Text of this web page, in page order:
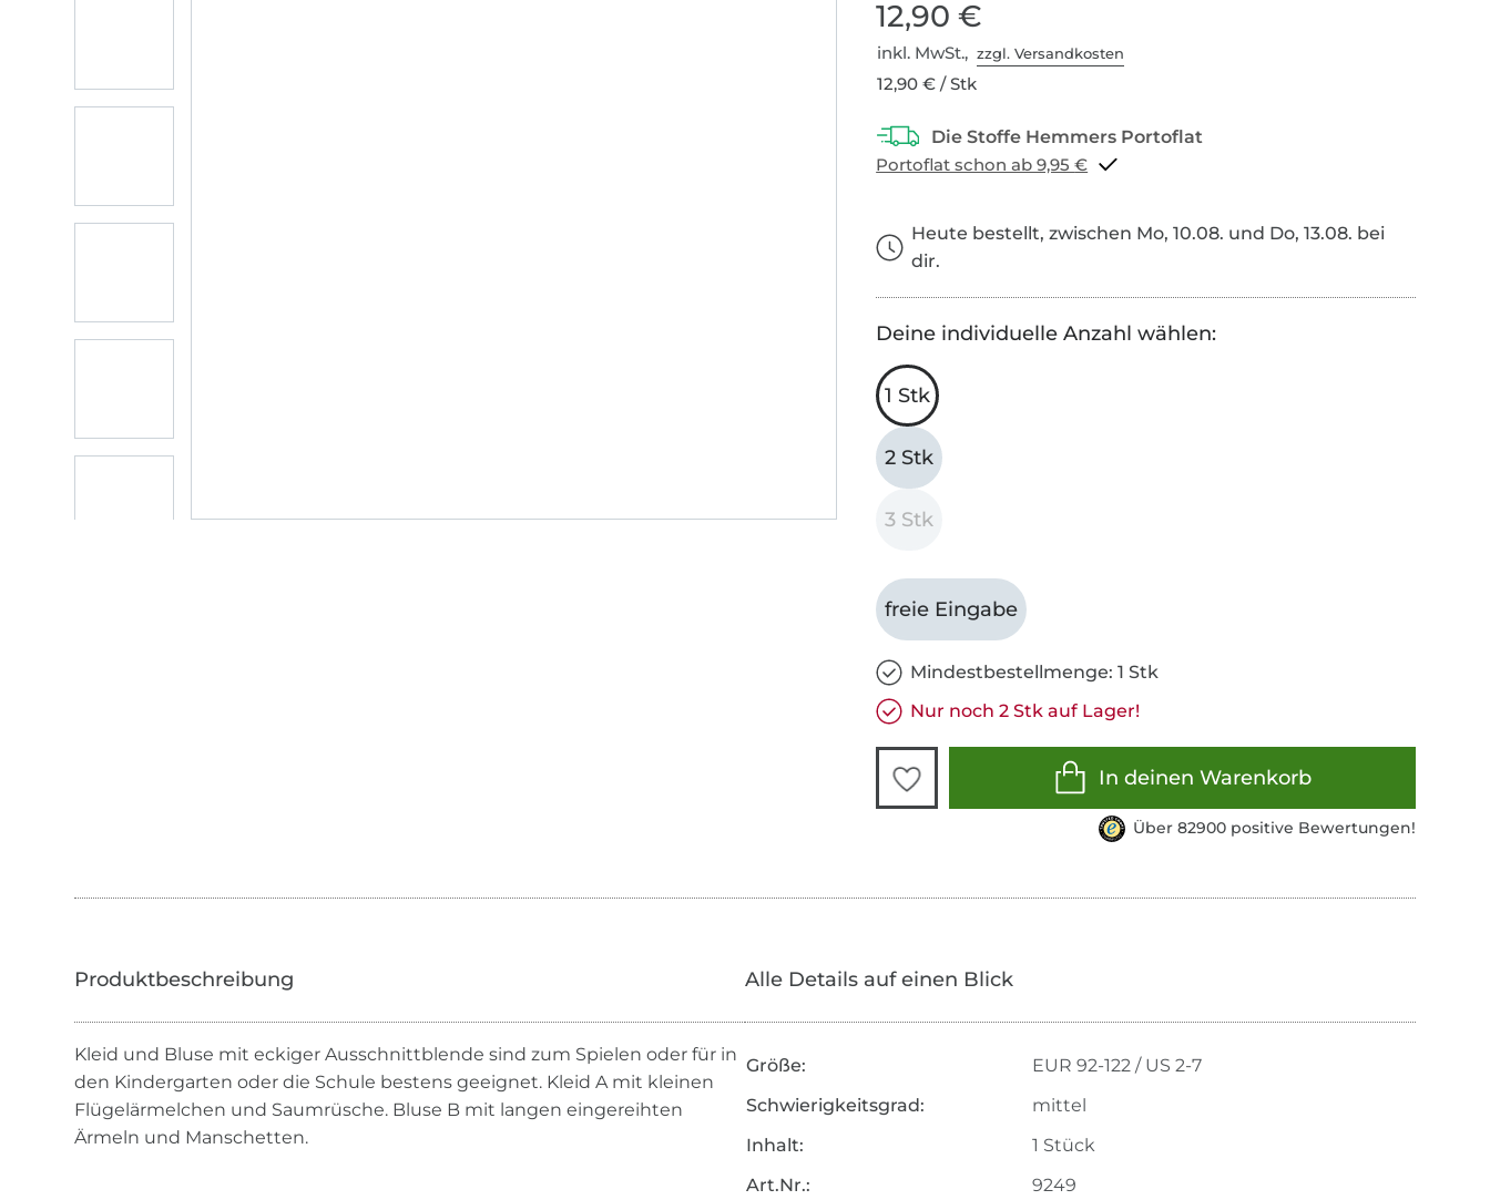
12,90 €
inkl. MwSt.,zzgl. Versandkosten
12,90 € / Stk
Portoflat schon ab 9,95 €
Heute bestellt, zwischen Mo, 10.08. und Do, 13.08. bei
dir.
Deine individuelle Anzahl wählen:
1 Stk
2 Stk
3 Stk
freie Eingabe
Mindestbestellmenge: 1 Stk
Nur noch 2 Stk auf Lager!
In deinen Warenkorb
Über 82900 positive Bewertungen!
Kleid und Bluse mit eckiger Ausschnittblende sind zum Spielen oder für in
den Kindergarten oder die Schule bestens geeignet. Kleid A mit kleinen
Flügelärmelchen und Saumrüsche. Bluse B mit langen eingereihten
Ärmeln und Manschetten.
Alle Details auf einen Blick
Größe:
EUR 92-122 / US 2-7
Schwierigkeitsgrad:
mittel
Inhalt:
1 Stück
Art.Nr.:
9249